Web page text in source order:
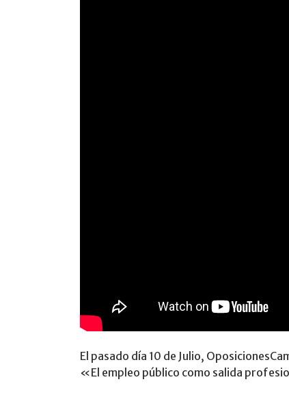
El pasado día 10 de Julio,
«El empleo público como salida